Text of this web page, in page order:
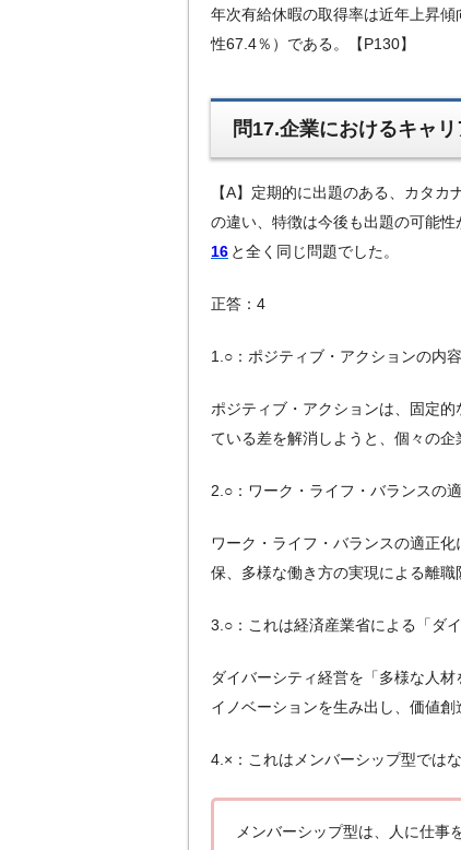
年次有給休暇の取得率は近年上昇
性67.4％）である。【P130】
問17.企業におけるキャ
【A】定期的に出題のある、カタ
の違い、特徴は今後も出題の可能
16 と全く同じ問題でした。
正答：4
1.○：ポジティブ・アクションの内
ポジティブ・アクションは、固定
ている差を解消しようと、個々の
2.○：ワーク・ライフ・バランスの
ワーク・ライフ・バランスの適正
保、多様な働き方の実現による離職
3.○：これは経済産業省による「ダ
ダイバーシティ経営を「多様な人
イノベーションを生み出し、価値
4.×：これはメンバーシップ型では
メンバーシップ型は、人に仕事